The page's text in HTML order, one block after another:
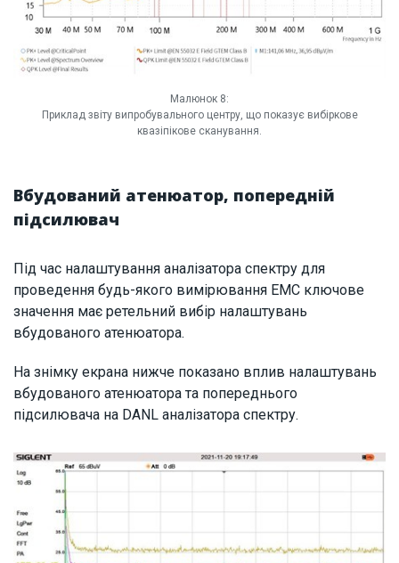
Малюнок 8:
Приклад звіту випробувального центру, що показує вибіркове
квазіпікове сканування.
Вбудований атенюатор, попередній
підсилювач
Під час налаштування аналізатора спектру для
проведення будь-якого вимірювання ЕМС ключове
значення має ретельний вибір налаштувань
вбудованого атенюатора.
На знімку екрана нижче показано вплив налаштувань
вбудованого атенюатора та попереднього
підсилювача на DANL аналізатора спектру.